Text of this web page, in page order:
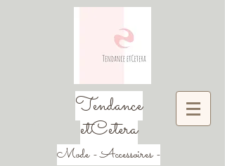
Tendance
etCetera
Mode - Accessoires -